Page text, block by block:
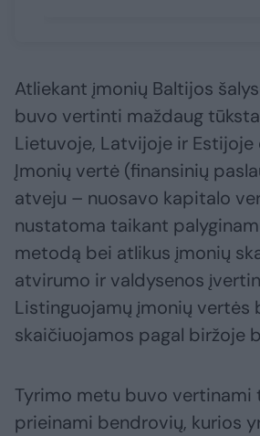
Atliekant įmonių Baltijos
buvo vertinti maždaug
Lietuvoje, Latvijoje ir Estijoje
Įmonių vertė (finansinių
atveju – nuosavo kapitalo
nustatoma taikant
metodą bei atlikus įmonių
atvirumo ir valdysenos
Listinguojamų įmonių vertės
skaičiuojamos pagal biržoje
Tyrimo metu buvo vertinami
prieinami bendrovių, kurios